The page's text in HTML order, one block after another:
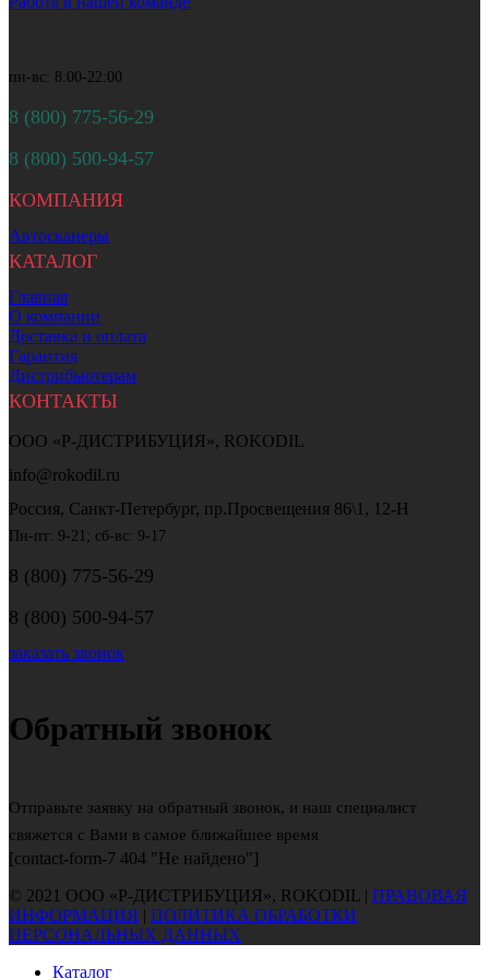
пн-вс: 8:00-22:00
8 (800) 775-56-29
8 (800) 500-94-57
КОМПАНИЯ
Автосканеры
КАТАЛОГ
Главная
О компании
Доставка и оплата
Гарантия
Дистрибьютерам
КОНТАКТЫ
ООО «Р-ДИСТРИБУЦИЯ», ROKODIL
info@rokodil.ru
Россия, Санкт-Петербург, пр.Просвещения 86\1, 12-Н
Пн-пт: 9-21; сб-вс: 9-17
8 (800) 775-56-29
8 (800) 500-94-57
заказать звонок
Обратный звонок
Отправьте заявку на обратный звонок, и наш специалист
свяжется с Вами в самое ближайшее время
[contact-form-7 404 "Не найдено"]
© 2021 ООО «Р-ДИСТРИБУЦИЯ», ROKODIL | ПРАВОВАЯ
ИНФОРМАЦИЯ | ПОЛИТИКА ОБРАБОТКИ
ПЕРСОНАЛЬНЫХ ДАННЫХ
Каталог